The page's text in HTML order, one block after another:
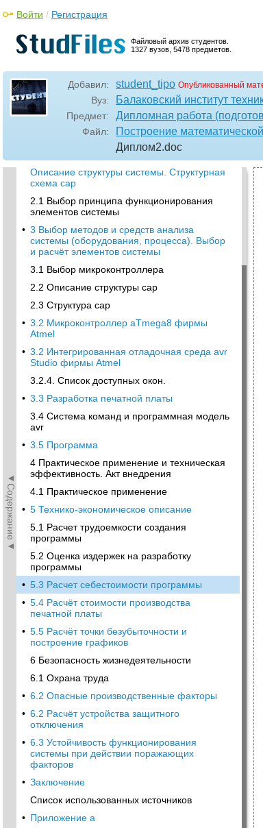
Файловый архив студентов.
1327 вузов, 5478 предметов.
Войти / Регистрация
Добавил: student_tipo Опубликованный
Вуз: Балаковский институт
Предмет: Дипломная работа
Файл: Построение
Диплом2.doc
◄Содержание◄
Введение
• 1 Постановка задачи. Анализ современного
уровня развития, требования, применение
1.1 Устройство и принцип действия эгум
1.2 Система управления
• 2 Выбор принципа построения системы.
Описание структуры системы. Структурная
схема сар
2.1 Выбор принципа функционирования
элементов системы
• 3 Выбор методов и средств анализа
системы (оборудования, процесса). Выбор
и расчёт элементов системы
3.1 Выбор микроконтроллера
2.2 Описание структуры сар
2.3 Структура сар
• 3.2 Микроконтроллер aTmega8 фирмы
Atmel
• 3.2 Интегрированная отладочная среда avr
Studio фирмы Atmel
3.2.4. Список доступных окон.
• 3.3 Разработка печатной платы
3.4 Система команд и программная модель
avr
• 3.5 Программа
4 Практическое применение и техническая
эффективность. Акт внедрения
4.1 Практическое применение
• 5 Технико-экономическое описание
5.1 Расчет трудоемкости создания
программы
5.2 Оценка издержек на разработку
программы
• 5.3 Расчет себестоимости программы
• 5.4 Расчёт стоимости производства
печатной платы
• 5.5 Расчёт точки безубыточности и
построение графиков
6 Безопасность жизнедеятельности
6.1 Охрана труда
• 6.2 Опасные производственные факторы
• 6.2 Расчёт устройства защитного
отключения
• 6.3 Устойчивость функционирования
системы при действии поражающих
факторов
• Заключение
Список использованных источников
• Приложение а